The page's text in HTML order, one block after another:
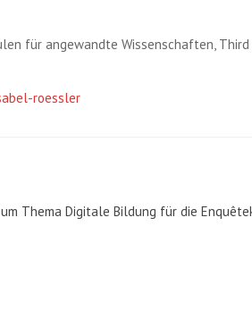
für angewandte Wissenschaften, Third
roessler
Thema Digitale Bildung für die